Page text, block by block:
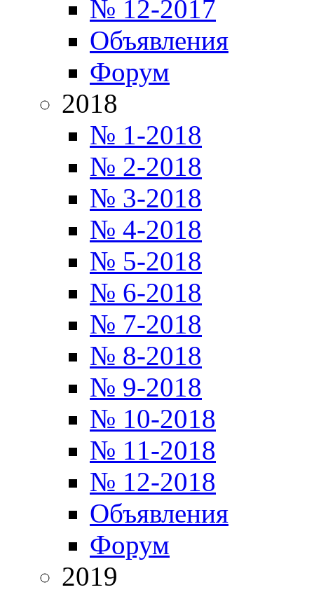
№ 12-2017
Объявления
Форум
2018
№ 1-2018
№ 2-2018
№ 3-2018
№ 4-2018
№ 5-2018
№ 6-2018
№ 7-2018
№ 8-2018
№ 9-2018
№ 10-2018
№ 11-2018
№ 12-2018
Объявления
Форум
2019